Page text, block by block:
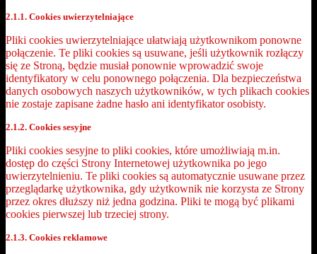
2.1.1. Cookies uwierzytelniające
Pliki cookies uwierzytelniające ułatwiają użytkownikom ponowne
połączenie. Te pliki cookies są usuwane, jeśli użytkownik rozłączy
się ze Stroną, będzie musiał ponownie wprowadzić swoje
identyfikatory w celu ponownego połączenia. Dla bezpieczeństwa
danych osobowych naszych użytkowników, w tych plikach cookies
nie zostaje zapisane żadne hasło ani identyfikator osobisty.
2.1.2. Cookies sesyjne
Pliki cookies sesyjne to pliki cookies, które umożliwiają m.in.
dostęp do części Strony Internetowej użytkownika po jego
uwierzytelnieniu. Te pliki cookies są automatycznie usuwane przez
przeglądarkę użytkownika, gdy użytkownik nie korzysta ze Strony
przez okres dłuższy niż jedna godzina. Pliki te mogą być plikami
cookies pierwszej lub trzeciej strony.
2.1.3. Cookies reklamowe